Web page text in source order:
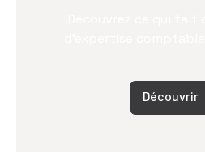
Découvrir